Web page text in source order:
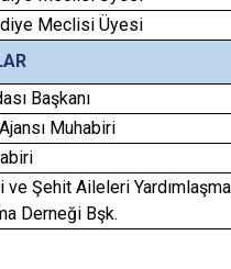
Meclisi Üyesi
Başkanı
Muhabiri
ve Şehit Aileleri
Derneği Bşk.